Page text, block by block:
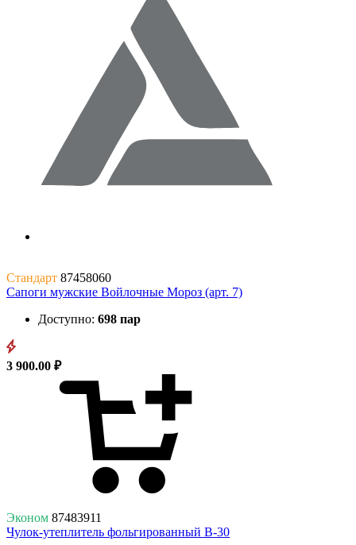
Стандарт 87458060
Сапоги мужские Войлочные Мороз (арт. 7)
Доступно: 698 пар
3 900.00 ₽
Эконом 87483911
Чулок-утеплитель фольгированный В-30